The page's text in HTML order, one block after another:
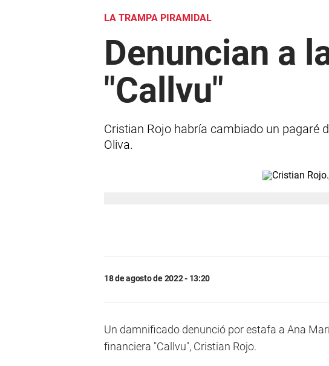
LA TRAMPA PIRAMIDAL
Denuncian a
"Callvu"
Cristian Rojo habría cambiado un pagaré
Oliva.
18 de agosto de 2022 - 13:20
Un damnificado denunció por estafa a Ana
financiera "Callvu", Cristian Rojo.